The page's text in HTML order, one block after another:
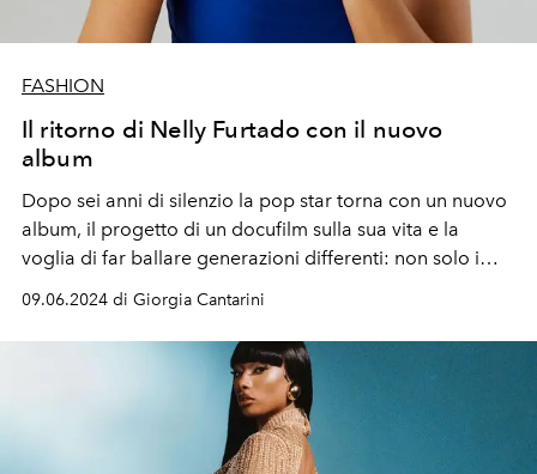
FASHION
Il ritorno di Nelly Furtado con il nuovo
album
Dopo sei anni di silenzio la pop star torna con un nuovo
album, il progetto di un docufilm sulla sua vita e la
voglia di far ballare generazioni differenti: non solo i
Millennials
09.06.2024 di Giorgia Cantarini